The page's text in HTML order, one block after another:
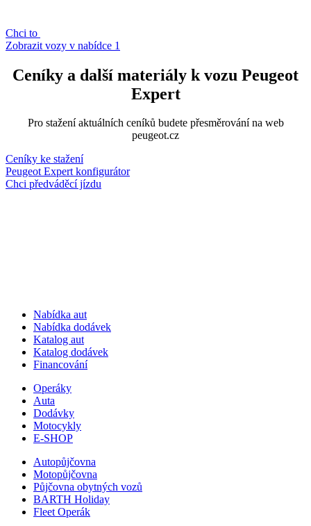
Chci to
Zobrazit vozy v nabídce 1
Ceníky a další materiály k vozu Peugeot
Expert
Pro stažení aktuálních ceníků budete přesměrování na web
peugeot.cz
Ceníky ke stažení
Peugeot Expert konfigurátor
Chci předváděcí jízdu
Nabídka aut
Nabídka dodávek
Katalog aut
Katalog dodávek
Financování
Operáky
Auta
Dodávky
Motocykly
E-SHOP
Autopůjčovna
Motopůjčovna
Půjčovna obytných vozů
BARTH Holiday
Fleet Operák